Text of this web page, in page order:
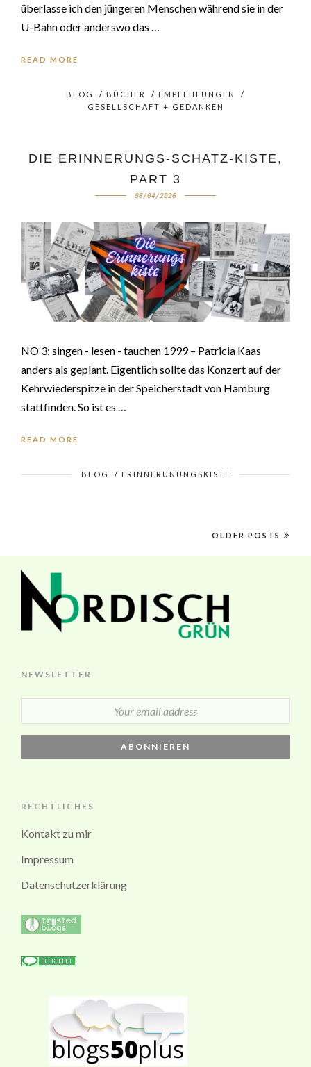
überlasse ich den jüngeren Menschen während sie in der
U-Bahn oder anderswo das …
READ MORE
BLOG / BÜCHER / EMPFEHLUNGEN
/
GESELLSCHAFT + GEDANKEN
DIE ERINNERUNGS-SCHATZ-KISTE,
PART 3
08/04/2026
NO 3: singen - lesen - tauchen 1999 – Patricia Kaas
anders als geplant. Eigentlich sollte das Konzert auf der
Kehrwiederspitze in der Speicherstadt von Hamburg
stattfinden. So ist es …
READ MORE
BLOG / ERINNERUNUNGSKISTE
OLDER POSTS
NEWSLETTER
RECHTLICHES
Kontakt zu mir
Impressum
Datenschutzerklärung